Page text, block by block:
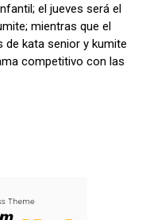
el jueves será el
mientras que el
de kata senior y kumite
competitivo con las